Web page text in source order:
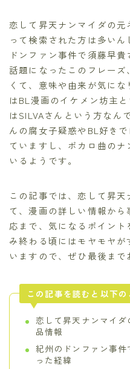
恋して昇天ナンマイダの
って検索された方は多い
ドンファン事件で須藤早
話題になったこのフレー
くて、意味や由来が気に
はBL漫画のイケメン坊主
はSILVAさんという方なん
んの腐女子疑惑やBL好き
ていますし、ボカロ曲の
いるようです。
この記事では、恋して昇
て、漫画の詳しい情報か
応まで、気になるポイン
み終わる頃にはモヤモヤ
いますので、ぜひ最後まで
この記事を読むと以下
恋して昇天ナンマイ
品情報
紀州のドンファン事
った経緯